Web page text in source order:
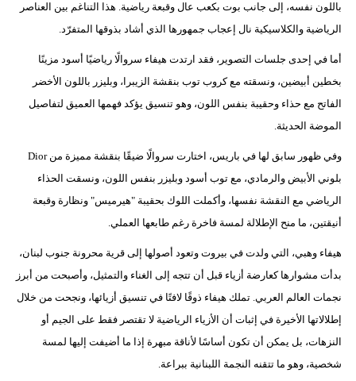
باللون نفسه، إلى جانب بوت بكعب عال وقبعة رياضية. هذا التناغم بين العناصر
الرياضية والكلاسيكية نال إعجاب جمهورها الذي أشاد بذوقها المتفرّد.
أما في إحدى جلسات التصوير، فقد ارتدت هيفاء سروالًا رياضيًا أسود مزينًا
بخطين أبيضين، ونسقته مع كروب توب بنقشة الزيبرا، وبليزر باللون الأخضر
الفاتح مع حذاء وحقيبة بنفس اللون، وهو تنسيق يؤكد فهمها العميق لتفاصيل
الموضة الحديثة.
وفي ظهور سابق لها في باريس، اختارت سروالًا ضيقًا بنقشة مميزة من Dior
بلوني الأبيض والرمادي، مع توب أسود وبليزر بنفس اللون، ونسقت الحذاء
الرياضي مع النقشة نفسها، وأكملت اللوك بحقيبة "هيرميس" ونظارة وقبعة
أنيقتين، ما منح الإطلالة لمسة فاخرة رغم طابعها العملي.
هيفاء وهبي، التي ولدت في بيروت وتعود أصولها إلى قرية محرونة جنوب لبنان،
بدأت مشوارها كعارضة أزياء قبل أن تتجه إلى الغناء والتمثيل، وأصبحت من أبرز
نجمات العالم العربي. تملك هيفاء ذوقًا لافتًا في تنسيق أزيائها، ونجحت من خلال
إطلالاتها الأخيرة في إثبات أن الأزياء الرياضية لا تقتصر فقط على الجيم أو
النزهات، بل يمكن أن تكون أساسًا لأناقة مبهرة إذا ما أضيفت إليها لمسة
شخصية، وهو ما تتقنه النجمة اللبنانية ببراعة.